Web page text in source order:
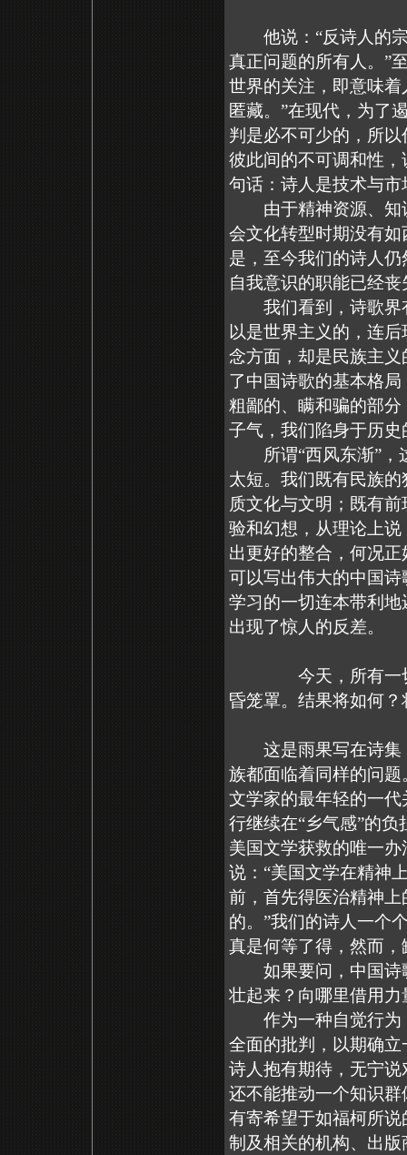
他说：“反诗人的宗
真正问题的所有人。”
世界的关注，即意味
匿藏。”在现代，为了
判是必不可少的，所
彼此间的不可调和性
句话：诗人是技术与市
由于精神资源、知
会文化转型时期没有
是，至今我们的诗人
自我意识的职能已经丧
我们看到，诗歌界
以是世界主义的，连
念方面，却是民族主
了中国诗歌的基本格
粗鄙的、瞒和骗的部
子气，我们陷身于历
所谓“西风东渐”，
太短。我们既有民族
质文化与文明；既有
验和幻想，从理论上
出更好的整合，何况
可以写出伟大的中国
学习的一切连本带利
出现了惊人的反差。
今天，所有一切，
昏笼罩。结果将如何
这是雨果写在诗集
族都面临着同样的问
文学家的最年轻的一
行继续在“乡气感”的
美国文学获救的唯一
说：“美国文学在精神
前，首先得医治精神
的。”我们的诗人一个
真是何等了得，然而
如果要问，中国诗
壮起来？向哪里借用
作为一种自觉行为
全面的批判，以期确
诗人抱有期待，无宁
还不能推动一个知识
有寄希望于如福柯所
制及相关的机构、出